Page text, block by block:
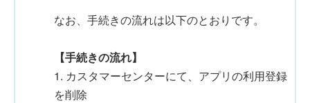
なお、手続きの流れは以下のとおりです。
【手続きの流れ】
1. カスタマーセンターにて、アプリの利用登録
を削除